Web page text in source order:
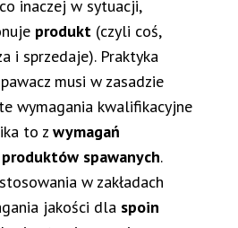
inaczej w sytuacji,
produkt (czyli coś,
i sprzedaje). Praktyka
musi w zasadzie
wymagania kwalifikacyjne
to z wymagań
produktów spawanych.
w zakładach
jakości dla spoin